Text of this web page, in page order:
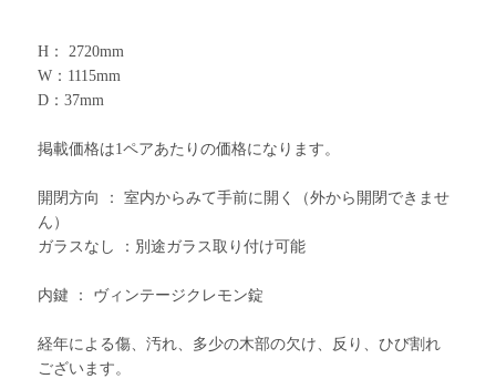
H： 2720mm
W：1115mm
D：37mm
掲載価格は1ペアあたりの価格になります。
開閉方向 ： 室内からみて手前に開く（外から開閉できませ
ん）
ガラスなし ：別途ガラス取り付け可能
内鍵 ： ヴィンテージクレモン錠
経年による傷、汚れ、多少の木部の欠け、反り、ひび割れ
ございます。